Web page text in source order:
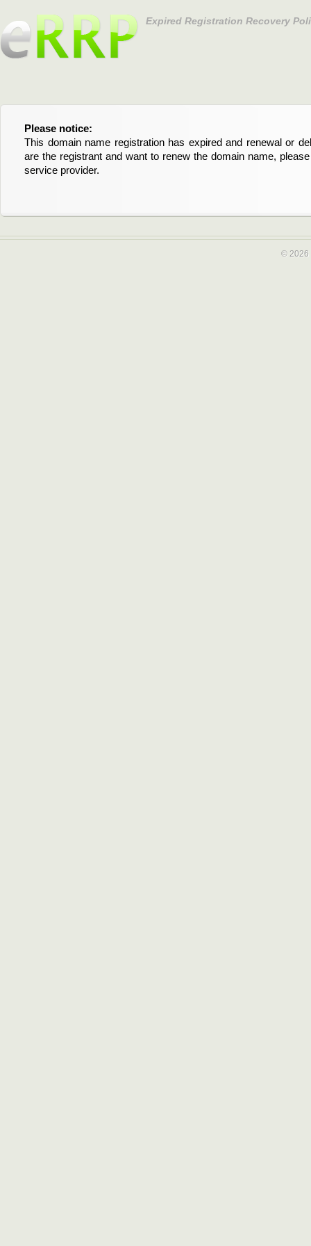
Expired Registration Recovery
Please notice:
This domain name registration has expired and renewal or
are the registrant and want to renew the domain name,
service provider.
Bitte beachten Sie:
Diese Domainregistrierung ist abgelaufen und die
Domain stehen an. Wenn Sie der Registrant sind und
verlängern möchten, kontaktieren Sie bitte Ihren Service-
© 2026